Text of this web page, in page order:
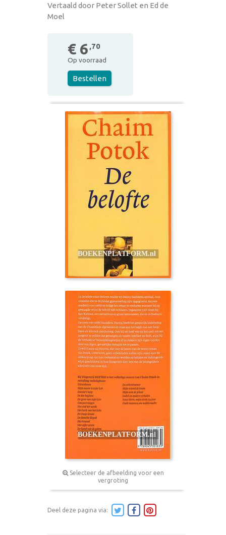
Vertaald door Peter Sollet en Ed de
Moel
€ 6 ,70
Op voorraad
Bestellen
Selecteer de afbeelding voor een
vergroting
Deel deze pagina via: